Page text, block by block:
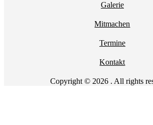
Galerie
Mitmachen
Termine
Kontakt
Copyright © 2026 . All rights